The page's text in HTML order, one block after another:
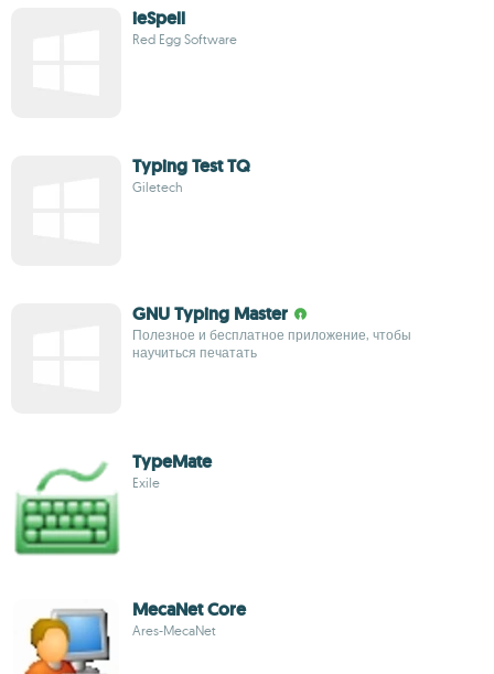
ieSpell
Red Egg Software
Typing Test TQ
Giletech
GNU Typing Master
Полезное и бесплатное приложение, чтобы
научиться печатать
TypeMate
Exile
MecaNet Core
Ares-MecaNet